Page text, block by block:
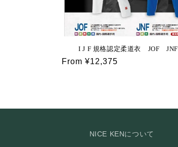
i
o
n
I J F 規格認定柔道衣 JOF JNF
Regular
From ¥12,375
NICE KENについて